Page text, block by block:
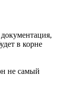
в корне
не самый